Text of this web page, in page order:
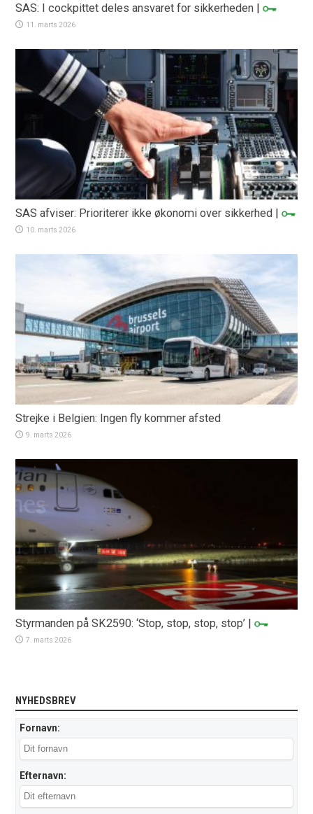
SAS: I cockpittet deles ansvaret for sikkerheden |
11. marts 2026
SAS afviser: Prioriterer ikke økonomi over sikkerhed |
10. marts 2026
Strejke i Belgien: Ingen fly kommer afsted
9. marts 2026
Styrmanden på SK2590: ‘Stop, stop, stop, stop’ |
7. marts 2026
NYHEDSBREV
Fornavn:
Efternavn: